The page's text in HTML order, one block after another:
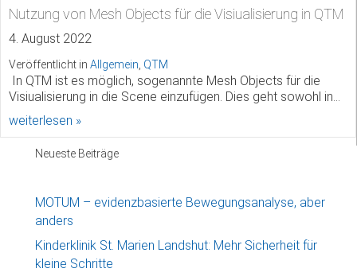
Nutzung von Mesh Objects für die Visiualisierung in QTM
4. August 2022
Veröffentlicht in Allgemein QTM
­ In QTM ist es möglich, sogenannte Mesh Objects für die
Visiualisierung in die Scene einzufügen. Dies geht sowohl in…
weiterlesen »about Nutzung von Mesh Objects für die
Neueste Beiträge
MOTUM – evidenzbasierte Bewegungsanalyse, aber
anders
Kinderklinik St. Marien Landshut: Mehr Sicherheit für
kleine Schritte